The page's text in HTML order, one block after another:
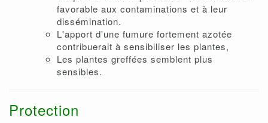
favorable aux contaminations et à leur
dissémination.
L'apport d'une fumure fortement azotée
contribuerait à sensibiliser les plantes,
Les plantes greffées semblent plus
sensibles.
Protection